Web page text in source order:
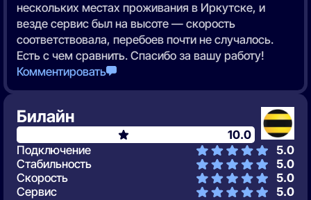
нескольких местах проживания в Иркутске, и
везде сервис был на высоте — скорость
соответствовала, перебоев почти не случалось.
Есть с чем сравнить. Спасибо за вашу работу!
Комментировать
Билайн
10.0
Подключение
5.0
Стабильность
5.0
Скорость
5.0
Сервис
5.0